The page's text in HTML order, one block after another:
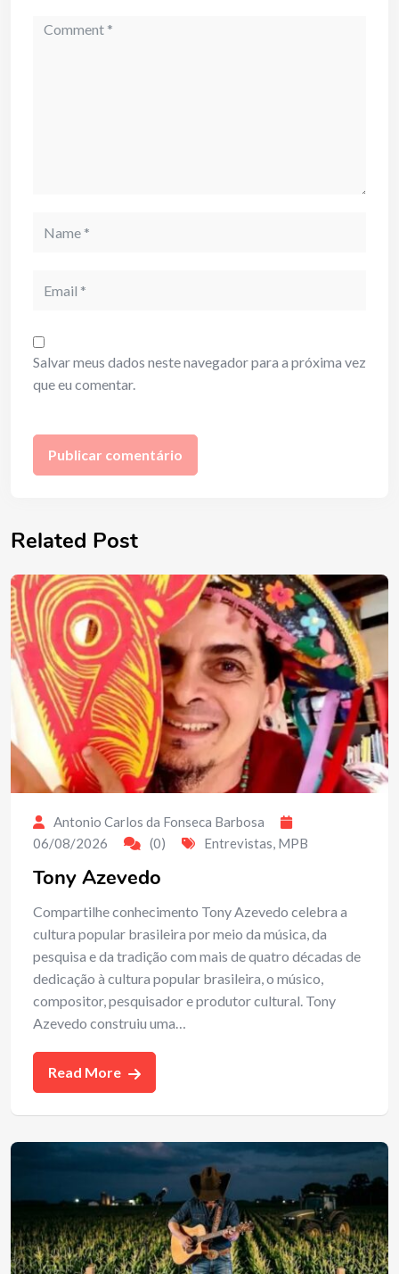
Comment
Salvar meus dados neste navegador para a próxima vez
que eu comentar.
Related Post
Antonio Carlos da Fonseca Barbosa
06/08/2026
(0) Entrevistas, MPB
Tony Azevedo
Compartilhe conhecimento Tony Azevedo celebra a
cultura popular brasileira por meio da música, da
pesquisa e da tradição com mais de quatro décadas de
dedicação à cultura popular brasileira, o músico,
compositor, pesquisador e produtor cultural. Tony
Azevedo construiu uma…
Read More